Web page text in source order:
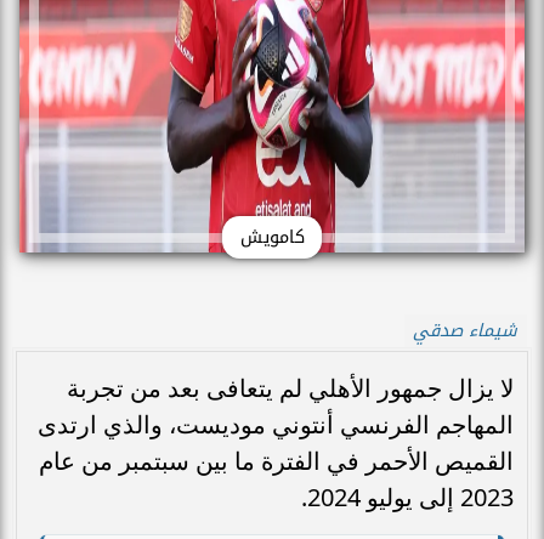
كامويش
شيماء صدقي
لا يزال جمهور الأهلي لم يتعافى بعد من تجربة
المهاجم الفرنسي أنتوني موديست، والذي ارتدى
القميص الأحمر في الفترة ما بين سبتمبر من عام
2023 إلى يوليو 2024.